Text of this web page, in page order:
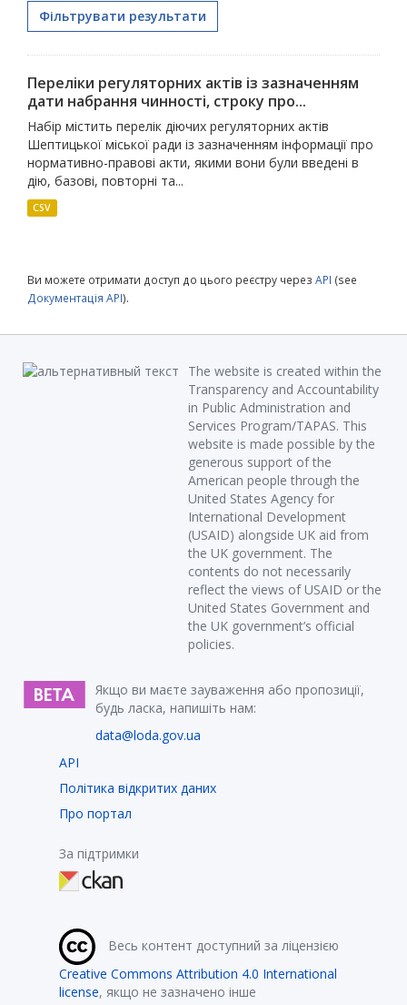
Фільтрувати результати
Переліки регуляторних актів із зазначенням
дати набрання чинності, строку про...
Набір містить перелік діючих регуляторних актів
Шептицької міської ради із зазначенням інформації про
нормативно-правові акти, якими вони були введені в
дію, базові, повторні та...
CSV
Ви можете отримати доступ до цього реєстру через API (see
Документація API).
The website is created within the
Transparency and Accountability
in Public Administration and
Services Program/TAPAS. This
website is made possible by the
generous support of the
American people through the
United States Agency for
International Development
(USAID) alongside UK aid from
the UK government. The
contents do not necessarily
reflect the views of USAID or the
United States Government and
the UK government’s official
policies.
Якщо ви маєте зауваження або пропозиції,
будь ласка, напишіть нам:
data@loda.gov.ua
API
Політика відкритих даних
Про портал
За підтримки
Весь контент доступний за ліцензією
Creative Commons Attribution 4.0 International
license, якщо не зазначено інше